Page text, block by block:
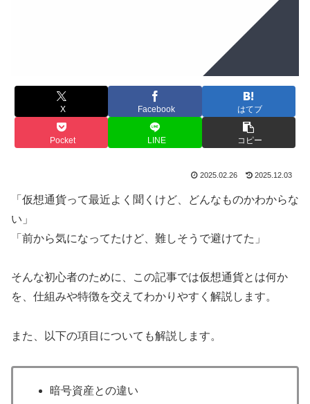
X Facebook はてブ
Pocket LINE コピー
2025.02.26 2025.12.03
「仮想通貨って最近よく聞くけど、どんなものかわからな
い」
「前から気になってたけど、難しそうで避けてた」
そんな初心者のために、この記事では仮想通貨とは何か
を、仕組みや特徴を交えてわかりやすく解説します。
また、以下の項目についても解説します。
暗号資産との違い